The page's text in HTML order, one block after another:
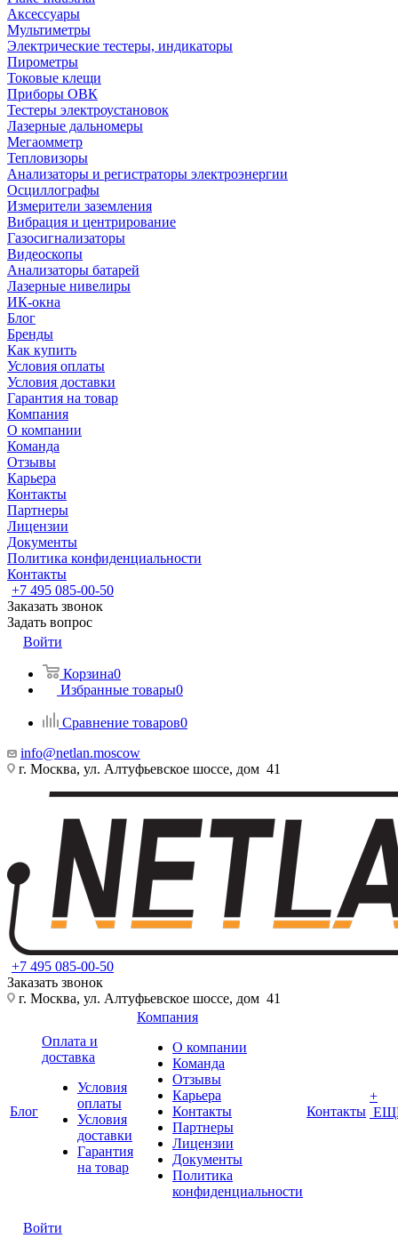
Аксессуары
Мультиметры
Электрические тестеры, индикаторы
Пирометры
Токовые клещи
Приборы ОВК
Тестеры электроустановок
Лазерные дальномеры
Мегаомметр
Тепловизоры
Анализаторы и регистраторы электроэнергии
Осциллографы
Измерители заземления
Вибрация и центрирование
Газосигнализаторы
Видеоскопы
Анализаторы батарей
Лазерные нивелиры
ИК-окна
Блог
Бренды
Как купить
Условия оплаты
Условия доставки
Гарантия на товар
Компания
О компании
Команда
Отзывы
Карьера
Контакты
Партнеры
Лицензии
Документы
Политика конфиденциальности
Контакты
+7 495 085-00-50
Заказать звонок
Задать вопрос
Войти
Корзина0
Избранные товары0
Сравнение товаров0
info@netlan.moscow
г. Москва, ул. Алтуфьевское шоссе, дом 41
+7 495 085-00-50
Заказать звонок
г. Москва, ул. Алтуфьевское шоссе, дом 41
Блог
Оплата и
доставка
Условия
оплаты
Условия
доставки
Гарантия
на товар
Компания
О компании
Команда
Отзывы
Карьера
Контакты
Партнеры
Лицензии
Документы
Политика
конфиденциальности
Контакты
+
Войти